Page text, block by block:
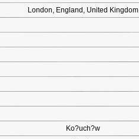
London, England, United Kingdom
Ko?uch?w